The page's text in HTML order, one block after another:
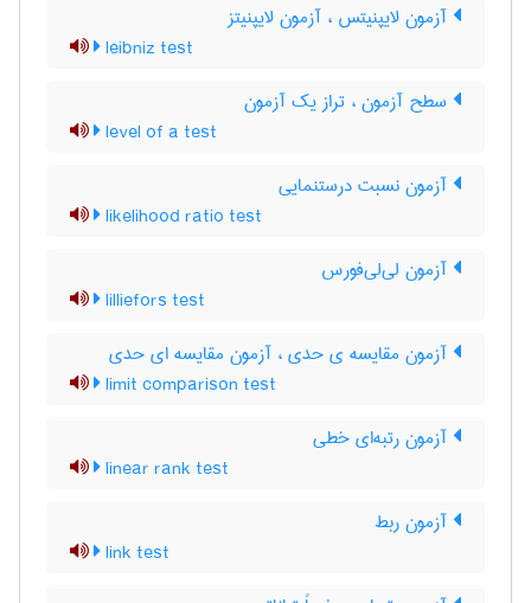
آزمون لایپنیتس ، آزمون لایپنیتز
leibniz test
سطح آزمون ، تراز یک آزمون
level of a test
آزمون نسبت درستنمایی
likelihood ratio test
آزمون لی‌لی‌فورس
lilliefors test
آزمون مقایسه ی حدی ، آزمون مقایسه ای حدی
limit comparison test
آزمون رتبه‌ای خطی
linear rank test
آزمون ربط
link test